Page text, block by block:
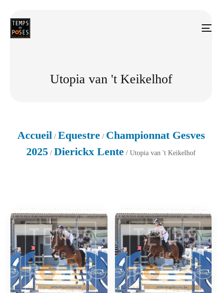
Utopia van 't Keikelhof
Accueil / Equestre/ Championnat Gesves
2025 / Dierickx Lente / Utopia van 't Keikelhof